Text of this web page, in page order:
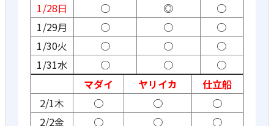
1/28日
○ ◎
○
1/29月
○ ○
○
1/30火
○ ○
○
1/31水
○ ○
○
マダイ
ヤリイカ
仕立船
2/1木
○ ○
○
2/2金
○ ○
○